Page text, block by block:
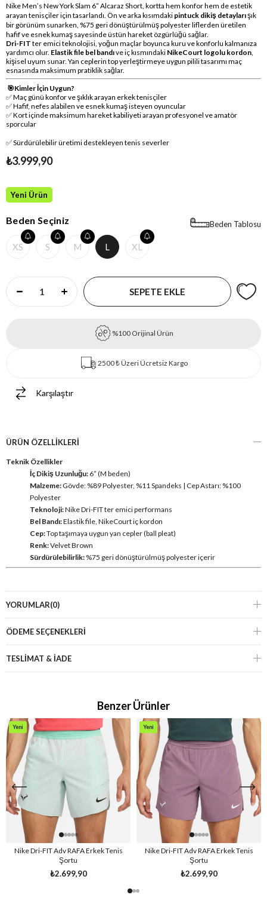
Nike Men’s New York Slam 6” Alcaraz Short, kortta hem konfor hem de estetik
arayan tenisçiler için tasarlandı. Ön ve arka kısımdaki pintuck dikiş detaylarışık
bir görünüm sunarken, %75 geri dönüştürülmüş polyester liflerden üretilen
hafif ve esnek kumaş sayesinde üstün hareket özgürlüğü sağlar.
Dri-FIT ter emici teknolojisi, yoğun maçlar boyunca kuru ve konforlu kalmanıza
yardımcı olur. Elastik file bel bandıve iç kısmındaki NikeCourt logolu kordon
kişisel uyum sunar. Yan ceplerin top yerleştirmeye uygun pilili tasarımı maç
esnasında maksimum pratiklik sağlar.
🎯Kimler İçin Uygun?
✅ Maç günü konfor ve şıklık arayan erkek tenisçiler
✅ Hafif, nefes alabilen ve esnek kumaş isteyen oyuncular
✅ Kort içinde maksimum hareket kabiliyeti arayan profesyonel ve amatör
sporcular
✅ Sürdürülebilir üretimi destekleyen tenis severler
₺3.999,90
Yeni Ürün
Beden Tablosu
Beden Seçiniz
XS S M L XL
%100 Orijinal Ürün
2500 ₺ Üzeri Ücretsiz Kargo
Karşılaştır
ÜRÜN ÖZELLIKLERI
Teknik Özellikler
İç Dikiş Uzunluğu: 6” (M beden)
Malzeme: Gövde: %89 Polyester, %11 Spandeks | Cep Astarı: %100
Polyester
Teknoloji:Nike Dri-FIT ter emici performans
Bel Bandı:Elastik file, NikeCourt iç kordon
Cep:Top taşımaya uygun yan cepler (ball pleat)
Renk:Velvet Brown
Sürdürülebilirlik: %75 geri dönüştürülmüş polyester içerir
YORUMLAR(0)
ÖDEME SEÇENEKLERI
TESLİMAT & İADE
Benzer Ürünler
Nike Dri-FIT Adv RAFA Erkek Tenis
Şortu
₺2.699,90
Yeni
Nike Dri-FIT Adv RAFA Erkek Tenis
Şortu
₺2.699,90
Yeni